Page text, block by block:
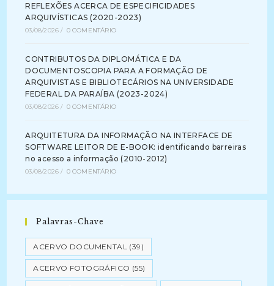
REFLEXÕES ACERCA DE ESPECIFICIDADES
ARQUIVÍSTICAS (2020-2023)
03/08/2026 / 0 COMENTÁRIO
CONTRIBUTOS DA DIPLOMÁTICA E DA
DOCUMENTOSCOPIA PARA A FORMAÇÃO DE
ARQUIVISTAS E BIBLIOTECÁRIOS NA UNIVERSIDADE
FEDERAL DA PARAÍBA (2023-2024)
03/08/2026 / 0 COMENTÁRIO
ARQUITETURA DA INFORMAÇÃO NA INTERFACE DE
SOFTWARE LEITOR DE E-BOOK: identificando barreiras
no acesso a informação (2010-2012)
03/08/2026 / 0 COMENTÁRIO
Palavras-Chave
ACERVO DOCUMENTAL (39)
ACERVO FOTOGRÁFICO (55)